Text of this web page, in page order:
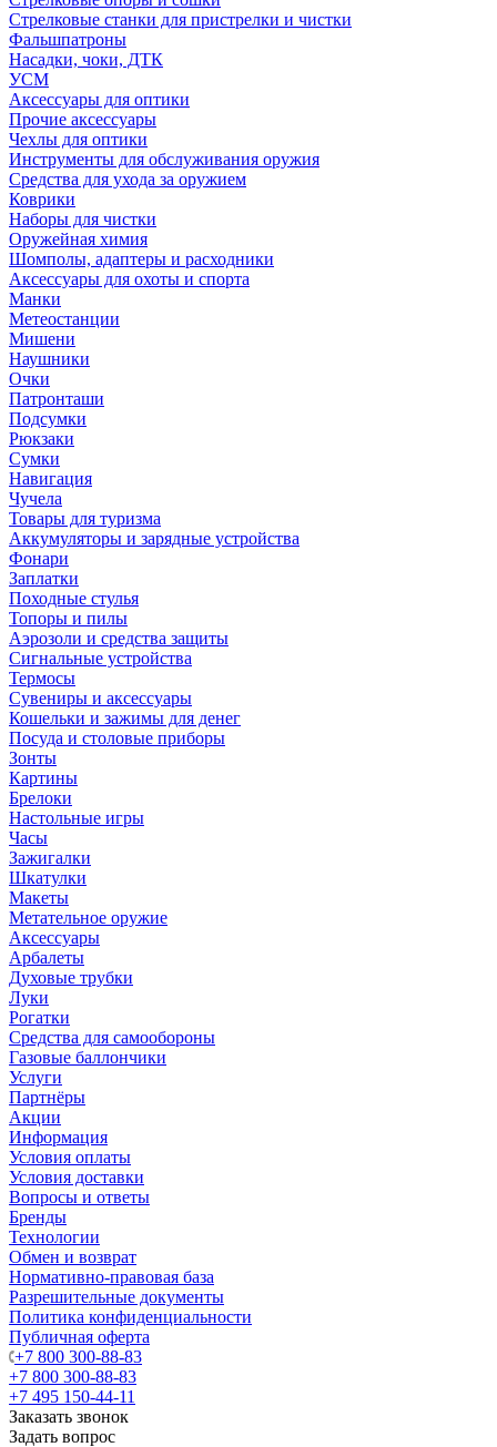
Стрелковые станки для пристрелки и чистки
Фальшпатроны
Насадки, чоки, ДТК
УСМ
Аксессуары для оптики
Прочие аксессуары
Чехлы для оптики
Инструменты для обслуживания оружия
Средства для ухода за оружием
Коврики
Наборы для чистки
Оружейная химия
Шомполы, адаптеры и расходники
Аксессуары для охоты и спорта
Манки
Метеостанции
Мишени
Наушники
Очки
Патронташи
Подсумки
Рюкзаки
Сумки
Навигация
Чучела
Товары для туризма
Аккумуляторы и зарядные устройства
Фонари
Заплатки
Походные стулья
Топоры и пилы
Аэрозоли и средства защиты
Сигнальные устройства
Термосы
Сувениры и аксессуары
Кошельки и зажимы для денег
Посуда и столовые приборы
Зонты
Картины
Брелоки
Настольные игры
Часы
Зажигалки
Шкатулки
Макеты
Метательное оружие
Аксессуары
Арбалеты
Духовые трубки
Луки
Рогатки
Средства для самообороны
Газовые баллончики
Услуги
Партнёры
Акции
Информация
Условия оплаты
Условия доставки
Вопросы и ответы
Бренды
Технологии
Обмен и возврат
Нормативно-правовая база
Разрешительные документы
Политика конфиденциальности
Публичная оферта
+7 800 300-88-83
+7 800 300-88-83
+7 495 150-44-11
Заказать звонок
Задать вопрос